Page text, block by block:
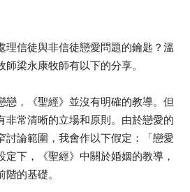
理信徒與非信徒戀愛問題的鑰匙？溫
梁永康牧師有以下的分享。
戀，《聖經》並沒有明確的教導。但
非常清晰的立場和原則。由於戀愛的
討論範圍，我會作以下假定：「戀愛
定下，《聖經》中關於婚姻的教導，
的基礎。